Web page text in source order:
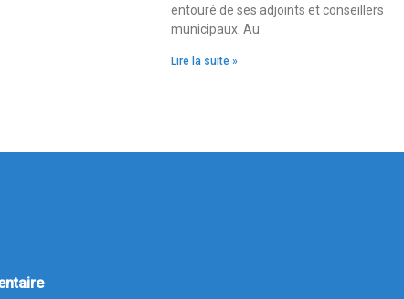
entouré de ses adjoints et conseillers
municipaux. Au
Lire la suite »